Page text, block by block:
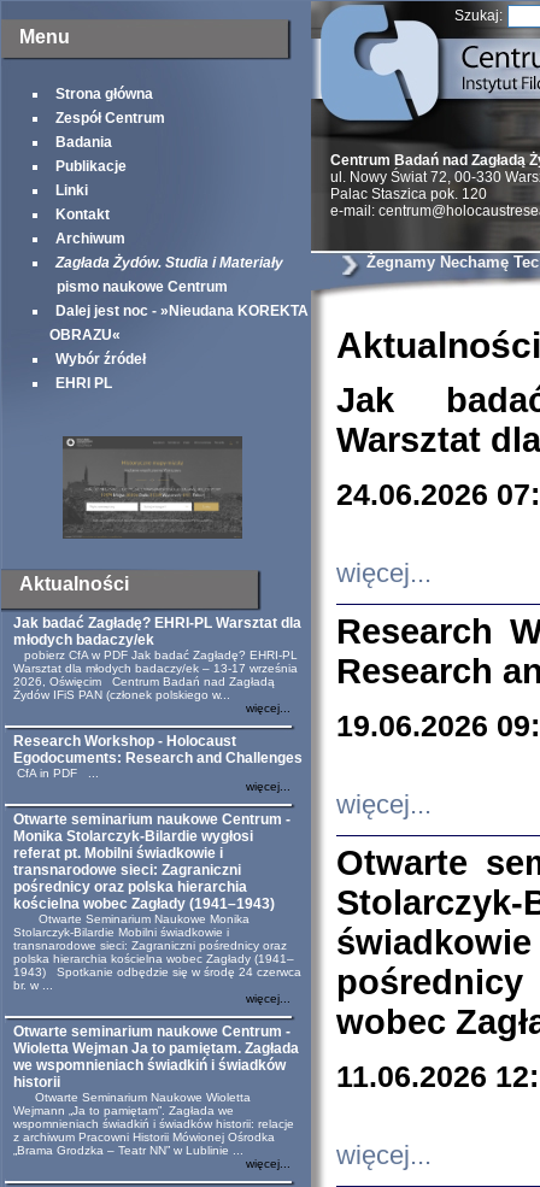
Menu
Strona główna
Zespół Centrum
Badania
Publikacje
Linki
Kontakt
Archiwum
Zagłada Żydów. Studia i Materiały
pismo naukowe Centrum
Dalej jest noc - »Nieudana KOREKTA
OBRAZU«
Wybór źródeł
EHRI PL
Aktualności
Jak badać Zagładę? EHRI-PL Warsztat dla
młodych badaczy/ek
pobierz CfA w PDF Jak badać Zagładę? EHRI-PL
Warsztat dla młodych badaczy/ek – 13-17 września
2026, Oświęcim Centrum Badań nad Zagładą
Żydów IFiS PAN (członek polskiego w...
więcej...
Research Workshop - Holocaust
Egodocuments: Research and Challenges
CfA in PDF ...
więcej...
Otwarte seminarium naukowe Centrum -
Monika Stolarczyk-Bilardie wygłosi
referat pt. Mobilni świadkowie i
transnarodowe sieci: Zagraniczni
pośrednicy oraz polska hierarchia
kościelna wobec Zagłady (1941–1943)
Otwarte Seminarium Naukowe Monika
Stolarczyk-Bilardie Mobilni świadkowie i
transnarodowe sieci: Zagraniczni pośrednicy oraz
polska hierarchia kościelna wobec Zagłady (1941–
1943) Spotkanie odbędzie się w środę 24 czerwca
br. w ...
więcej...
Otwarte seminarium naukowe Centrum -
Wioletta Wejman Ja to pamiętam. Zagłada
we wspomnieniach świadkiń i świadków
historii
Otwarte Seminarium Naukowe Wioletta
Wejmann „Ja to pamiętam”. Zagłada we
wspomnieniach świadkiń i świadków historii: relacje
z archiwum Pracowni Historii Mówionej Ośrodka
„Brama Grodzka – Teatr NN” w Lublinie ...
więcej...
Szukaj:
Centrum Badań nad Zagładą
ul. Nowy Świat 72, 00-330
Palac Staszica pok. 120
e-mail:
Żegnamy Nechamę Tec
Aktualności
Jak
Warsztat
24.06.2026
więcej...
Research
Research
19.06.2026
więcej...
Otwarte
wobec
11.06.2026
więcej...